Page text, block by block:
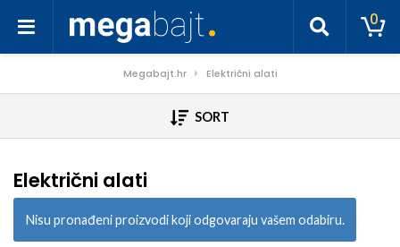
0
Megabajt.hr Električni alati
SORT
Električni alati
Nisu pronađeni proizvodi koji odgovaraju vašem odabiru.